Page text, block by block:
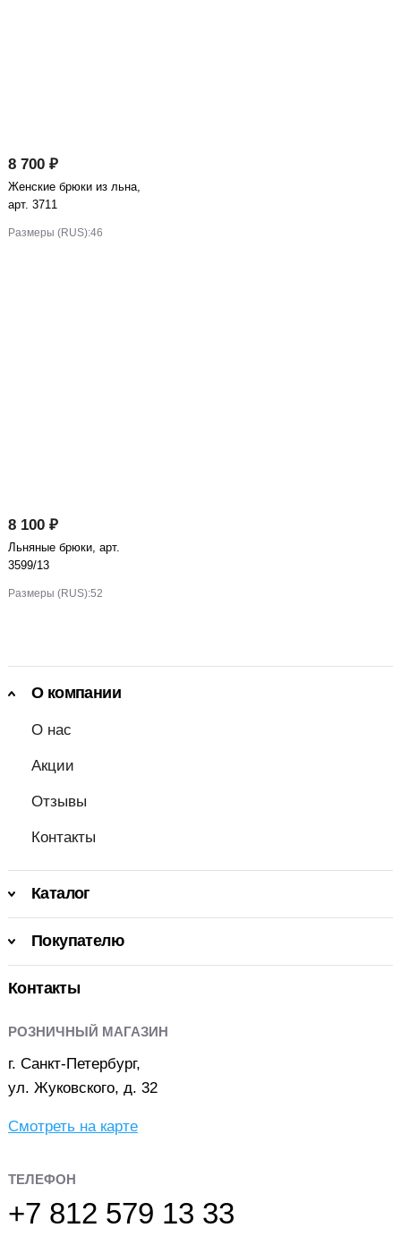
8 700 ₽
Женские брюки из льна,
арт. 3711
Размеры (RUS):46
8 100 ₽
Льняные брюки, арт.
3599/13
Размеры (RUS):52
О компании
О нас
Акции
Отзывы
Контакты
Каталог
Покупателю
Контакты
РОЗНИЧНЫЙ МАГАЗИН
г. Санкт-Петербург,
ул. Жуковского, д. 32
Смотреть на карте
ТЕЛЕФОН
+7 812 579 13 33